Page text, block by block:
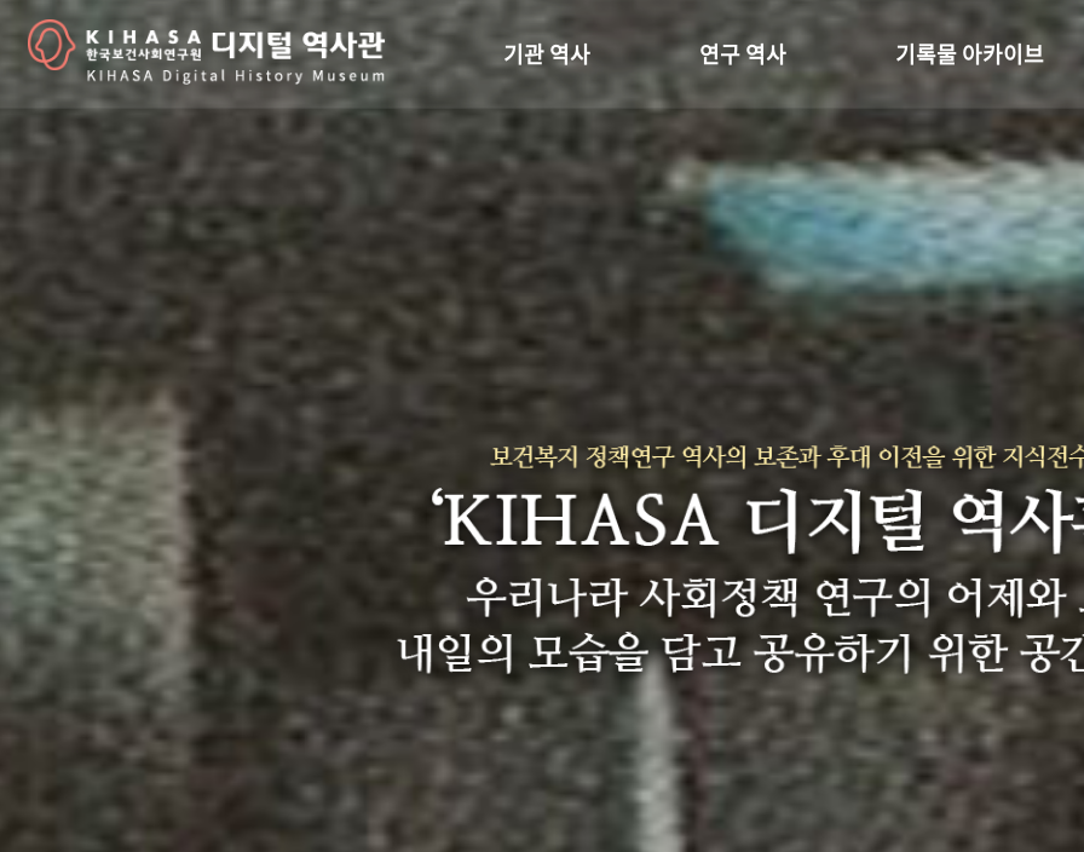
기관 역사
걸어온 길
연구원 사람들
연구 역사
정책과 연구
키워드로 보는 연구 역사
연구자들
간행물 변천사
기록물 아카이브
사진 아카이브
문서 기록물
행정박물
영상 기록물